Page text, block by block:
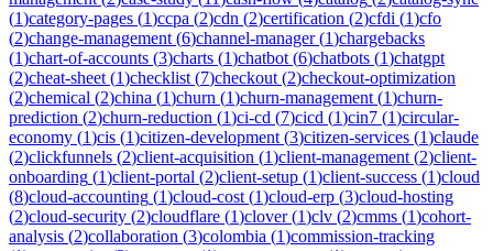
(1)category-pages (1)ccpa (2)cdn (2)certification (2)cfdi (1)cfo
(2)change-management (6)channel-manager(1)chargebacks
(1)chart-of-accounts (3)charts (1)chatbot (6)chatbots (1)chatgpt
(2)cheat-sheet (1)checklist (7)checkout (2)checkout-optimization
(2)chemical (2)china (1)churn (1)churn-management (1)churn-
prediction (2)churn-reduction (1)ci-cd (7)cicd (1)cin7 (1)circular-
economy (1)cis (1)citizen-development (3)citizen-services (1)claude
(2)clickfunnels (2)client-acquisition (1)client-management (2)client-
onboarding (1)client-portal (2)client-setup (1)client-success (1)cloud
(8)cloud-accounting (1)cloud-cost (1)cloud-erp (3)cloud-hosting
(2)cloud-security (2)cloudflare (1)clover(1)clv (2)cmms (1)cohort-
analysis (2)collaboration (3)colombia (1)commission-tracking